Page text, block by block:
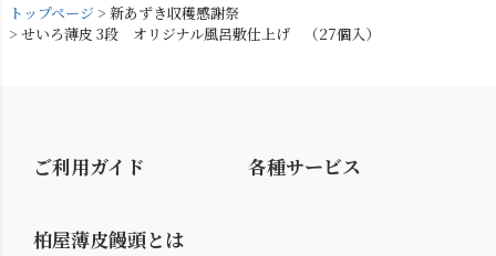
トップページ
新あずき収穫感謝祭
せいろ薄皮 3段 オリジナル風呂敷仕上げ （27個入）
ご利用ガイド 各種サービス
柏屋薄皮饅頭とは